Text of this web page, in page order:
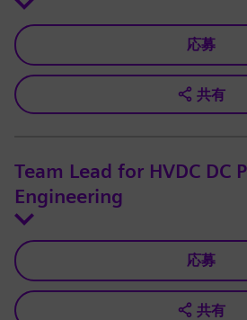
応募
共有
Team Lead for HVDC DC
Engineering
応募
共有